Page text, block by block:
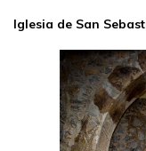
Iglesia de San